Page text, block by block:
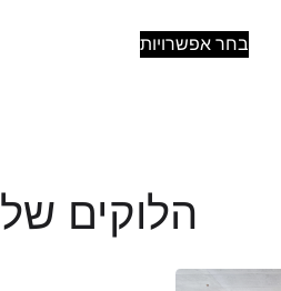
בחר אפשרויות
הלוקים של SMEG